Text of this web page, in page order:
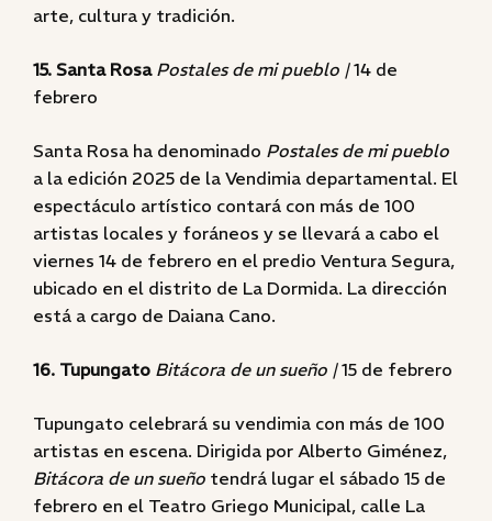
arte, cultura y tradición.
15. Santa Rosa Postales de mi pueblo |14 de
febrero
Santa Rosa ha denominado Postales de mi pueblo
a la edición 2025 de la Vendimia departamental. El
espectáculo artístico contará con más de 100
artistas locales y foráneos y se llevará a cabo el
viernes 14 de febrero en el predio Ventura Segura,
ubicado en el distrito de La Dormida. La dirección
está a cargo de Daiana Cano.
16. Tupungato Bitácora de un sueño |15 de febrero
Tupungato celebrará su vendimia con más de 100
artistas en escena. Dirigida por Alberto Giménez,
Bitácora de un sueño tendrá lugar el sábado 15 de
febrero en el Teatro Griego Municipal, calle La